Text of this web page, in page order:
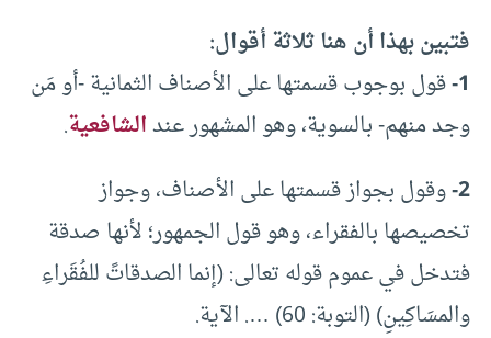
فتبين بهذا أن هنا ثلاثة أقوال:
1- قول بوجوب قسمتها على الأصناف الثمانية -أو مَن
وجد منهم- بالسوية، وهو المشهور عندالشافعية.
2- وقول بجواز قسمتها على الأصناف، وجواز
تخصيصها بالفقراء، وهو قول الجمهور؛ لأنها صدقة
فتدخل في عموم قوله تعالى: (إنما الصدقاتً للفُقَراءِ
والمسَاكِينِ) (التوبة: 60) …. الآية.